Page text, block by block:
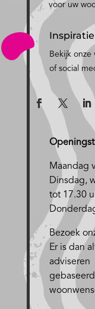
voor uw
Inspiratie
Bekijk
of social
Maandag
Dinsdag,
tot 17.30
Bezoek
Er is dan
adviseren